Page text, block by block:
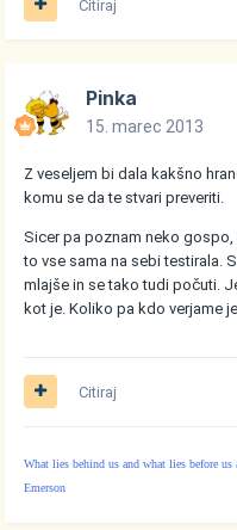
Citiraj
Pinka
15. marec 2013
Z veseljem bi dala kakšno
komu se da te stvari preveriti.
Sicer pa poznam neko
to vse sama na sebi testirala.
mlajše in se tako tudi počuti.
kot je. Koliko pa kdo verjame
Citiraj
What lies behind us and what lies before
Emerson